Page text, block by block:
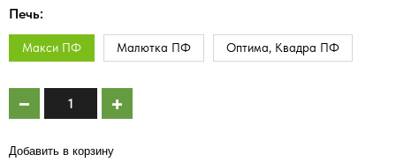
Печь:
Макси ПФ Малютка ПФ Оптима, Квадра ПФ
Добавить в корзину